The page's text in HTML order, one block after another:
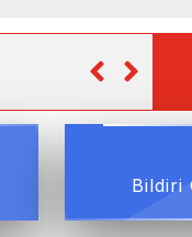
Bildiri
Bildiri